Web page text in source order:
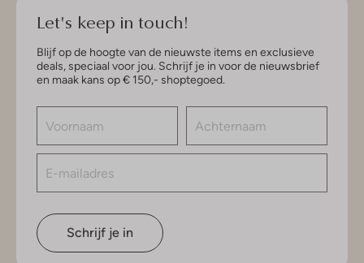
Let's keep in touch!
Blijf op de hoogte van de nieuwste items en exclusieve
deals, speciaal voor jou. Schrijf je in voor de nieuwsbrief
en maak kans op € 150,- shoptegoed.
Schrijf je in